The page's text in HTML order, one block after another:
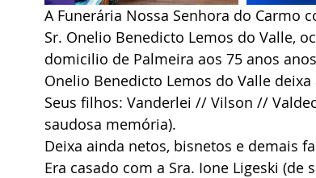
A Funerária Nossa Senhora do Carmo
Sr. Onelio Benedicto Lemos do Valle,
domicilio de Palmeira aos 75 anos
Onelio Benedicto Lemos do Valle
Seus filhos: Vanderlei // Vilson //
saudosa memória).
Deixa ainda netos, bisnetos e demais
Era casado com a Sra. Ione Ligeski (de